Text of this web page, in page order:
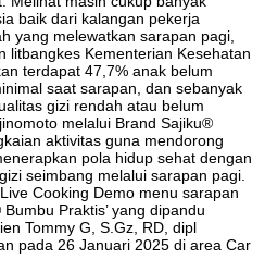
baik dari kalangan pekerja
yang melewatkan sarapan pagi,
litbangkes Kementerian Kesehatan
terdapat 47,7% anak belum
saat sarapan, dan sebanyak
gizi rendah atau belum
melalui Brand Sajiku®
aktivitas guna mendorong
pola hidup sehat dengan
seimbang melalui sarapan pagi.
Cooking Demo menu sarapan
Praktis’ yang dipandu
Tommy G, S.Gz, RD, dipl
pada 26 Januari 2025 di area Car